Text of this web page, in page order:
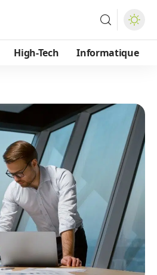
High-Tech Informatique